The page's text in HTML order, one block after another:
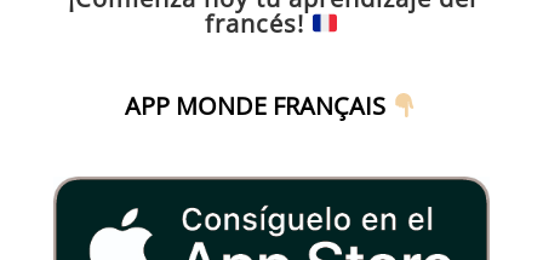
francés!
APP MONDE FRANÇAIS